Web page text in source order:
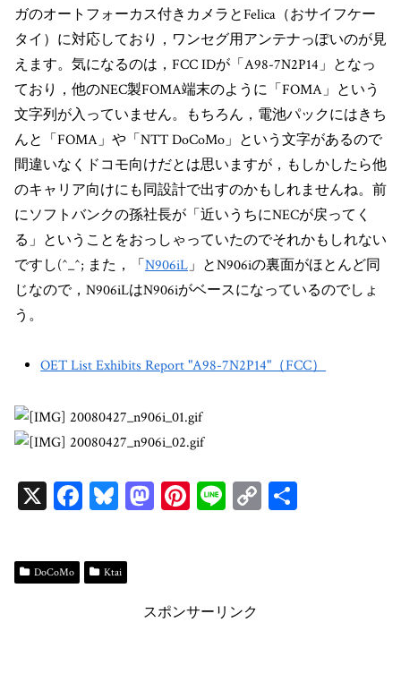
ガのオートフォーカス付きカメラとFelica（おサイフケー
タイ）に対応しており，ワンセグ用アンテナっぽいのが見
えます。気になるのは，FCC IDが「A98-7N2P14」となっ
ており，他のNEC製FOMA端末のように「FOMA」という
文字列が入っていません。もちろん，電池パックにはきち
んと「FOMA」や「NTT DoCoMo」という文字があるので
間違いなくドコモ向けだとは思いますが，もしかしたら他
のキャリア向けにも同設計で出すのかもしれませんね。前
にソフトバンクの孫社長が「近いうちにNECが戻ってく
る」ということをおっしゃっていたのでそれかもしれない
ですし(^_^; また，「N906iL」とN906iの裏面がほとんど同
じなので，N906iLはN906iがベースになっているのでしょ
う。
OET List Exhibits Report "A98-7N2P14"（FCC）
X Fa
bo
ok
Bl
sk
y
M
n
Pi
t
Li C
DoCoMo Ktai
スポンサーリンク